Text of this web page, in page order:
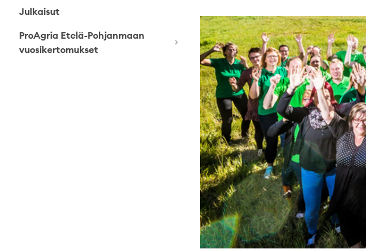
Julkaisut
ProAgria Etelä-Pohjanmaan
vuosikertomukset